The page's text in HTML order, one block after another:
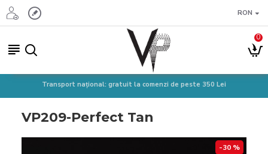
RON
0
Transport național: gratuit la comenzi de peste 350 Lei
VP209-Perfect Tan
-30 %